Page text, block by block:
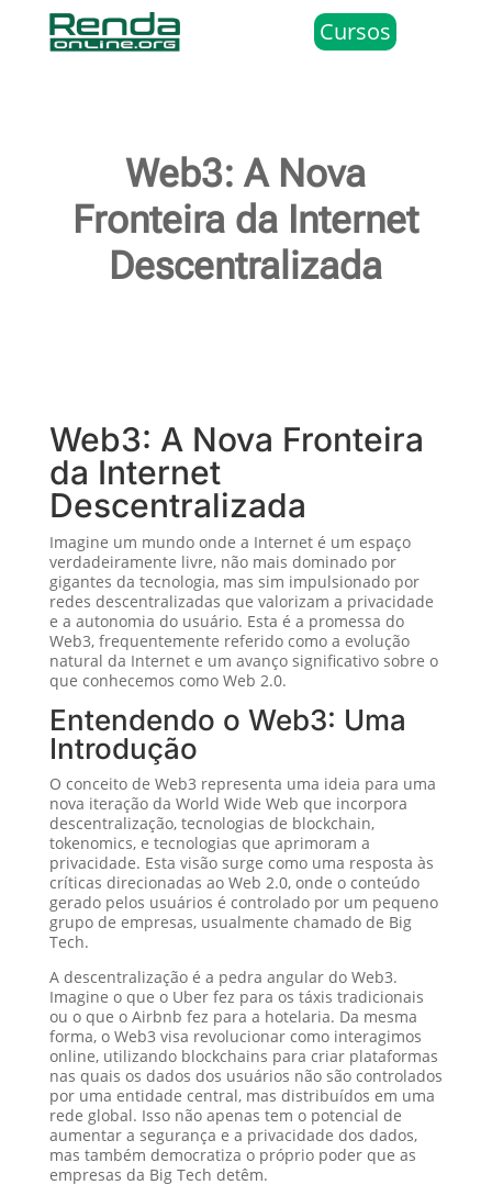
Cursos
Web3: A Nova
Fronteira da Internet
Descentralizada
Web3: A Nova Fronteira
da Internet
Descentralizada
Imagine um mundo onde a Internet é um espaço
verdadeiramente livre, não mais dominado por
gigantes da tecnologia, mas sim impulsionado por
redes descentralizadas que valorizam a privacidade
e a autonomia do usuário. Esta é a promessa do
Web3, frequentemente referido como a evolução
natural da Internet e um avanço significativo sobre o
que conhecemos como Web 2.0.
Entendendo o Web3: Uma
Introdução
O conceito de Web3 representa uma ideia para uma
nova iteração da World Wide Web que incorpora
descentralização, tecnologias de blockchain,
tokenomics, e tecnologias que aprimoram a
privacidade. Esta visão surge como uma resposta às
críticas direcionadas ao Web 2.0, onde o conteúdo
gerado pelos usuários é controlado por um pequeno
grupo de empresas, usualmente chamado de Big
Tech.
A descentralização é a pedra angular do Web3.
Imagine o que o Uber fez para os táxis tradicionais
ou o que o Airbnb fez para a hotelaria. Da mesma
forma, o Web3 visa revolucionar como interagimos
online, utilizando blockchains para criar plataformas
nas quais os dados dos usuários não são controlados
por uma entidade central, mas distribuídos em uma
rede global. Isso não apenas tem o potencial de
aumentar a segurança e a privacidade dos dados,
mas também democratiza o próprio poder que as
empresas da Big Tech detêm.